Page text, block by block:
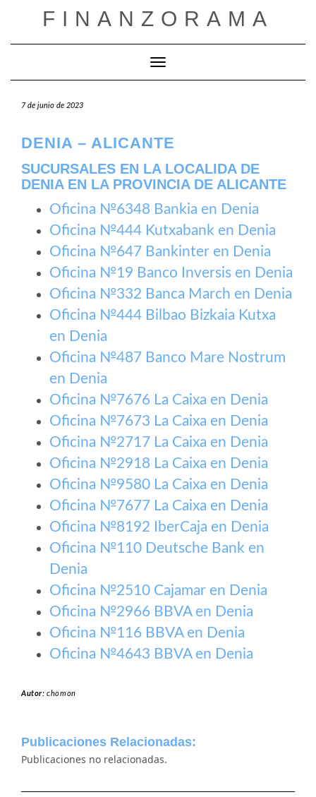
FINANZORAMA
Cambiar modo de navegación
7 de junio de 2023
DENIA – ALICANTE
SUCURSALES EN LA LOCALIDA DE
DENIA EN LA PROVINCIA DE ALICANTE
Oficina №6348 Bankia en Denia
Oficina №444 Kutxabank en Denia
Oficina №647 Bankinter en Denia
Oficina №19 Banco Inversis en Denia
Oficina №332 Banca March en Denia
Oficina №444 Bilbao Bizkaia Kutxa
en Denia
Oficina №487 Banco Mare Nostrum
en Denia
Oficina №7676 La Caixa en Denia
Oficina №7673 La Caixa en Denia
Oficina №2717 La Caixa en Denia
Oficina №2918 La Caixa en Denia
Oficina №9580 La Caixa en Denia
Oficina №7677 La Caixa en Denia
Oficina №8192 IberCaja en Denia
Oficina №110 Deutsche Bank en
Denia
Oficina №2510 Cajamar en Denia
Oficina №2966 BBVA en Denia
Oficina №116 BBVA en Denia
Oficina №4643 BBVA en Denia
Autor:chomon
Publicaciones Relacionadas:
Publicaciones no relacionadas.